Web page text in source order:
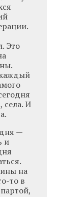
Это
села. И
—
и
на
то в